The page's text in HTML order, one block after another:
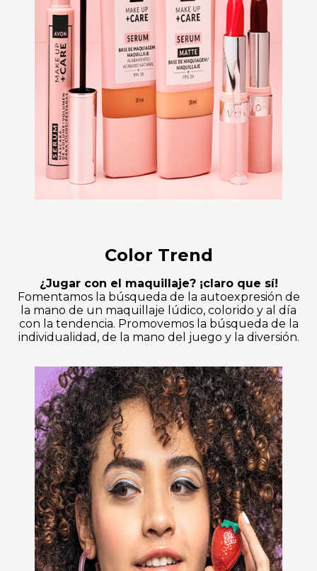
Color Trend
¿Jugar con el maquillaje? ¡claro que sí!
Fomentamos la búsqueda de la autoexpresión de
la mano de un maquillaje lúdico, colorido y al día
con la tendencia. Promovemos la búsqueda de la
individualidad, de la mano del juego y la diversión.